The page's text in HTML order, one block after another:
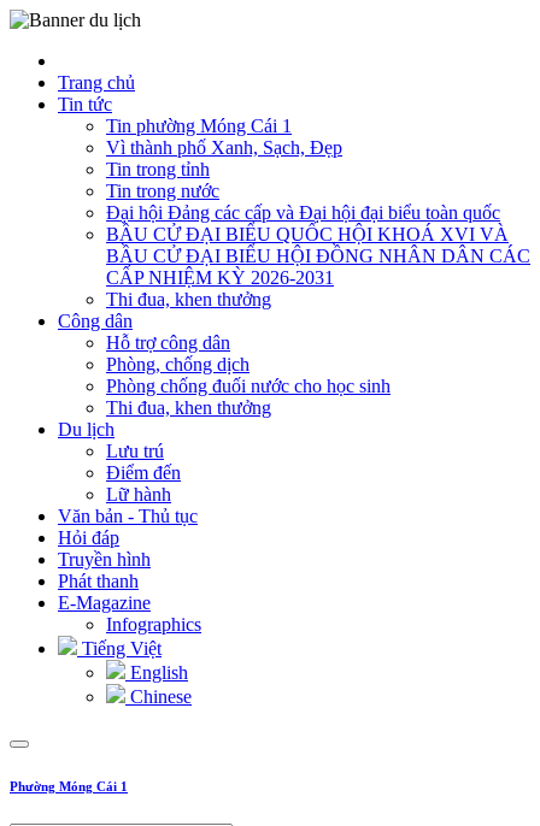
Trang chủ
Tin tức
Tin phường Móng Cái 1
Vì thành phố Xanh, Sạch, Đẹp
Tin trong tỉnh
Tin trong nước
Đại hội Đảng các cấp và Đại hội đại biểu toàn quốc
BẦU CỬ ĐẠI BIỂU QUỐC HỘI KHOÁ XVI VÀ
BẦU CỬ ĐẠI BIỂU HỘI ĐỒNG NHÂN DÂN CÁC
CẤP NHIỆM KỲ 2026-2031
Thi đua, khen thưởng
Công dân
Hỗ trợ công dân
Phòng, chống dịch
Phòng chống đuối nước cho học sinh
Thi đua, khen thưởng
Du lịch
Lưu trú
Điểm đến
Lữ hành
Văn bản - Thủ tục
Hỏi đáp
Truyền hình
Phát thanh
E-Magazine
Infographics
Tiếng Việt
English
Chinese
Phường Móng Cái 1